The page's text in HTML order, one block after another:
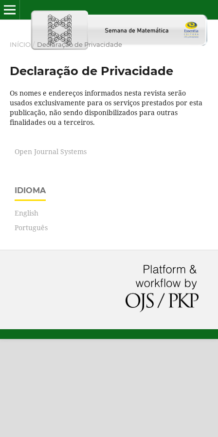
INÍCIO / Declaração de Privacidade
Declaração de Privacidade
Os nomes e endereços informados nesta revista serão
usados exclusivamente para os serviços prestados por esta
publicação, não sendo disponibilizados para outras
finalidades ou a terceiros.
Open Journal Systems
IDIOMA
English
Português